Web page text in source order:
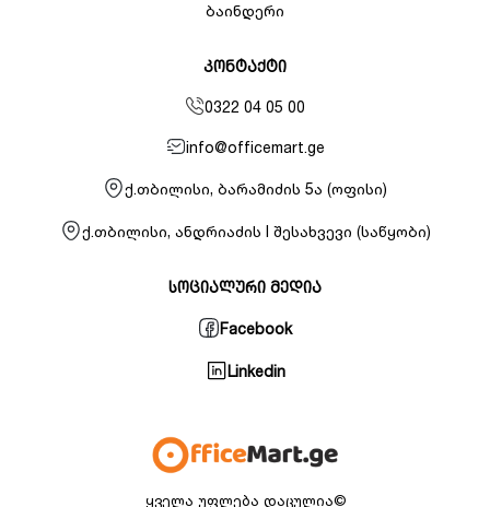
ყველა უფლება დაცულია©
ბაინდერი
კონტაქტი
0322 04 05 00
info@officemart.ge
ქ.თბილისი, ბარამიძის 5ა (ოფისი)
ქ.თბილისი, ანდრიაძის I შესახვევი (საწყობი)
სოციალური მედია
Facebook
Linkedin